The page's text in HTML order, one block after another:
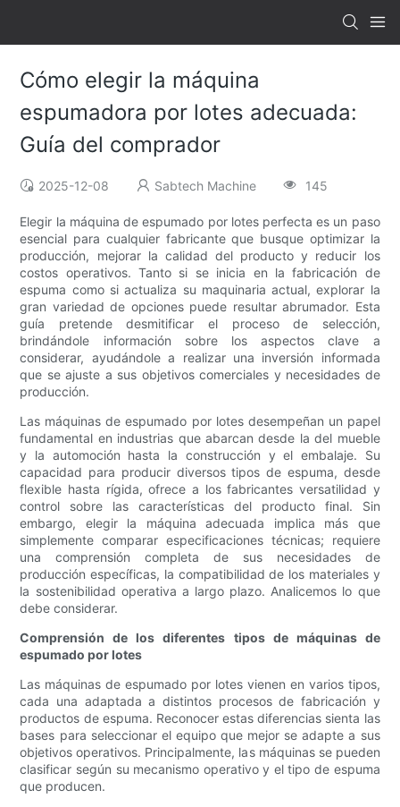
Cómo elegir la máquina
espumadora por lotes adecuada:
Guía del comprador
2025-12-08 Sabtech Machine 145
Elegir la máquina de espumado por lotes perfecta es un paso
esencial para cualquier fabricante que busque optimizar la
producción, mejorar la calidad del producto y reducir los
costos operativos. Tanto si se inicia en la fabricación de
espuma como si actualiza su maquinaria actual, explorar la
gran variedad de opciones puede resultar abrumador. Esta
guía pretende desmitificar el proceso de selección,
brindándole información sobre los aspectos clave a
considerar, ayudándole a realizar una inversión informada
que se ajuste a sus objetivos comerciales y necesidades de
producción.
Las máquinas de espumado por lotes desempeñan un papel
fundamental en industrias que abarcan desde la del mueble
y la automoción hasta la construcción y el embalaje. Su
capacidad para producir diversos tipos de espuma, desde
flexible hasta rígida, ofrece a los fabricantes versatilidad y
control sobre las características del producto final. Sin
embargo, elegir la máquina adecuada implica más que
simplemente comparar especificaciones técnicas; requiere
una comprensión completa de sus necesidades de
producción específicas, la compatibilidad de los materiales y
la sostenibilidad operativa a largo plazo. Analicemos lo que
debe considerar.
Comprensión de los diferentes tipos de máquinas de
espumado por lotes
Las máquinas de espumado por lotes vienen en varios tipos,
cada una adaptada a distintos procesos de fabricación y
productos de espuma. Reconocer estas diferencias sienta las
bases para seleccionar el equipo que mejor se adapte a sus
objetivos operativos. Principalmente, las máquinas se pueden
clasificar según su mecanismo operativo y el tipo de espuma
que producen.